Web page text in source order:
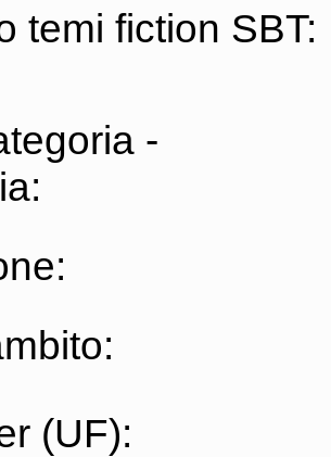
temi fiction SBT:
-
(UF):